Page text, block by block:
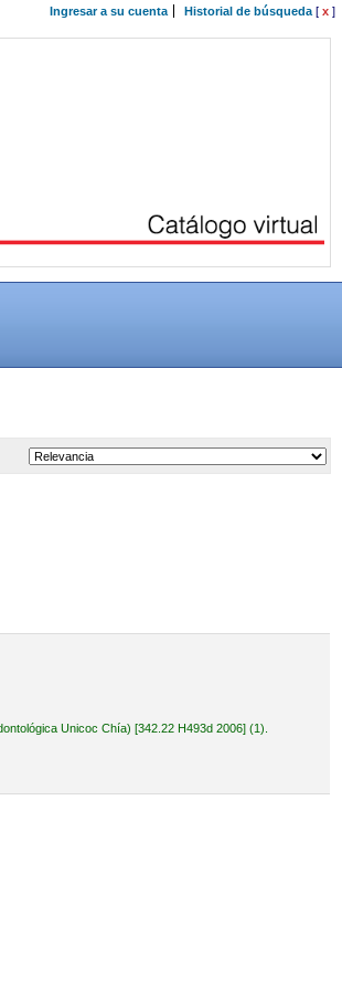
Ingresar a su cuenta Historial de búsqueda[ x ]
Unicoc Chía) [342.22 H493d 2006] (1).